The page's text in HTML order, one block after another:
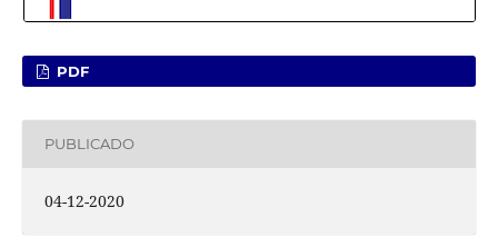
PDF
PUBLICADO
04-12-2020